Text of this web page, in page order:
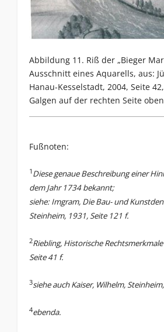
Abbildung 11. Riß der „Bieger
Ausschnitt eines Aquarells, aus:
Hanau-Kesselstadt, 2004, Seite
Galgen auf der rechten Seite
Fußnoten:
1 Diese genaue Beschreibung einer
dem Jahr 1734 bekannt;
siehe: Imgram, Die Bau- und
Steinheim, 1931, Seite 121 f.
2Riebling, Historische
Seite 41 f.
3siehe auch Kaiser, Wilhelm,
4ebenda.